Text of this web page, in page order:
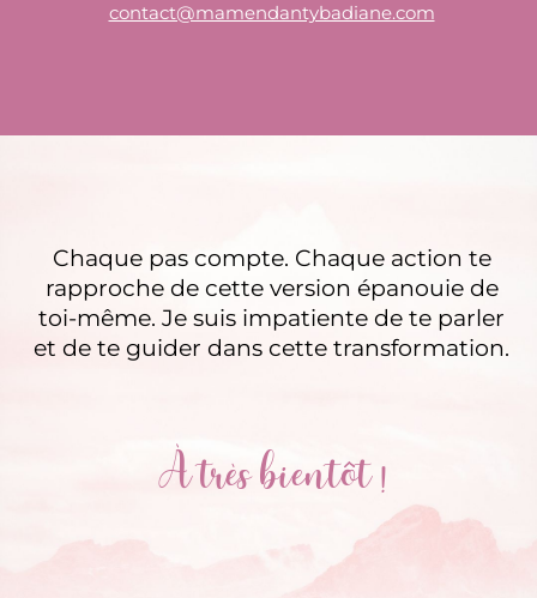
contact@mamendantybadiane.com
Chaque pas compte. Chaque action te
rapproche de cette version épanouie de
toi-même. Je suis impatiente de te parler
et de te guider dans cette transformation.
À très bientôt !